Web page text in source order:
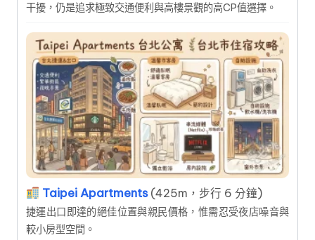
干擾，仍是追求極致交通便利與高樓景觀的高CP值選擇。
Taipei Apartments (425m，步行 6 分鐘)
捷運出口即達的絕佳位置與親民價格，惟需忍受夜店噪音與
較小房型空間。